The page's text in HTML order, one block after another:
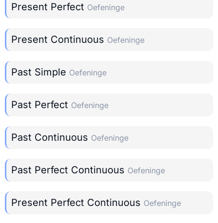
Present Perfect Oefeninge
Present Continuous Oefeninge
Past Simple Oefeninge
Past Perfect Oefeninge
Past Continuous Oefeninge
Past Perfect Continuous Oefeninge
Present Perfect Continuous Oefeninge